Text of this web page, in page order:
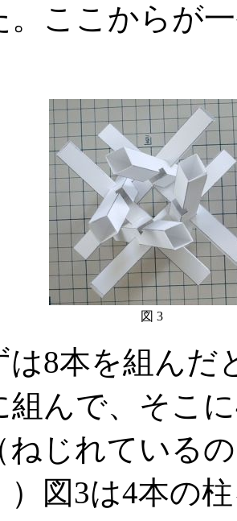
。ここからが
図 3
8本を組んだ
組んで、そこ
ねじれている
）図3は4本の